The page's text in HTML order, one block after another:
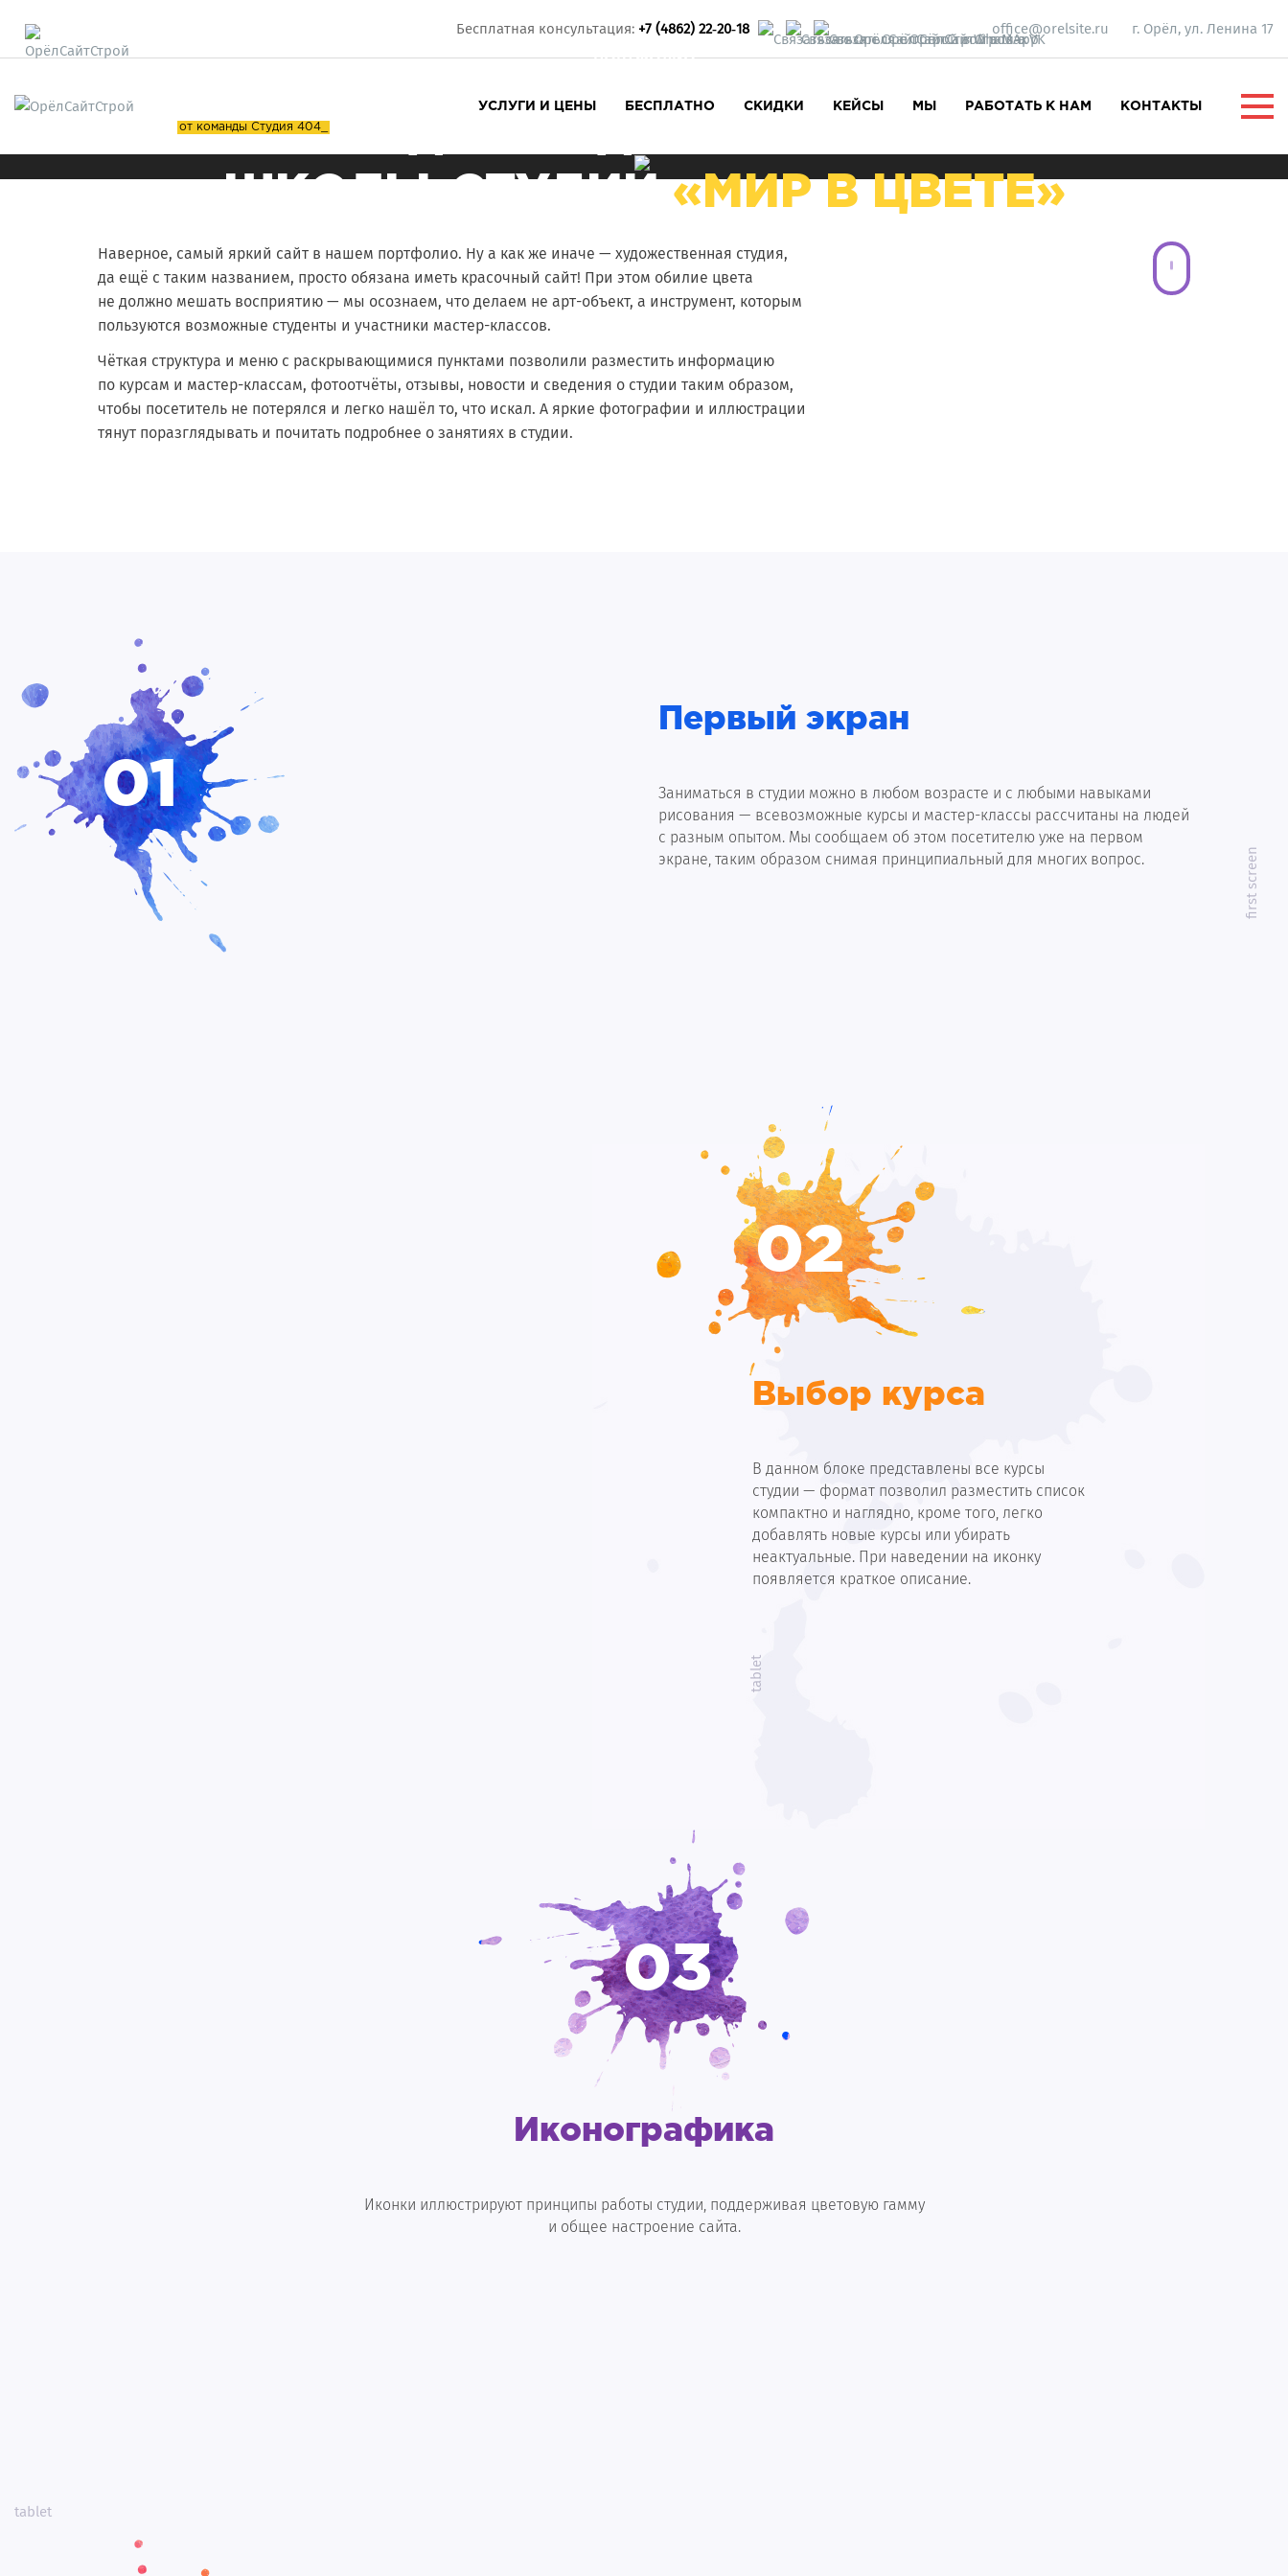
office@orelsite.ru г. Орёл, ул. Ленина 17
Бесплатная консультация: +7 (4862) 22‑20‑18
от команды Студия 404_
УСЛУГИ И ЦЕНЫ БЕСПЛАТНО СКИДКИ КЕЙСЫ МЫ РАБОТАТЬ К НАМ КОНТАКТЫ
ПОРТФОЛИО
САЙТ ДЛЯ ХУДОЖЕСТВЕННОЙ
ШКОЛЫ-СТУДИИ«МИР В ЦВЕТЕ»
СМОТРЕТЬ САЙТ
Наверное, самый яркий сайт в нашем портфолио. Ну а как же иначе — художественная студия,
да ещё с таким названием, просто обязана иметь красочный сайт! При этом обилие цвета
не должно мешать восприятию — мы осознаем, что делаем не арт-объект, а инструмент, которым
пользуются возможные студенты и участники мастер-классов.
Чёткая структура и меню с раскрывающимися пунктами позволили разместить информацию
по курсам и мастер-классам, фотоотчёты, отзывы, новости и сведения о студии таким образом,
чтобы посетитель не потерялся и легко нашёл то, что искал. А яркие фотографии и иллюстрации
тянут поразглядывать и почитать подробнее о занятиях в студии.
01
first screen
Первый экран
Заниматься в студии можно в любом возрасте и с любыми навыками
рисования — всевозможные курсы и мастер-классы рассчитаны на людей
с разным опытом. Мы сообщаем об этом посетителю уже на первом
экране, таким образом снимая принципиальный для многих вопрос.
tablet
02
Выбор курса
В данном блоке представлены все курсы
студии — формат позволил разместить список
компактно и наглядно, кроме того, легко
добавлять новые курсы или убирать
неактуальные. При наведении на иконку
появляется краткое описание.
03
Иконографика
Иконки иллюстрируют принципы работы студии, поддерживая цветовую гамму
и общее настроение сайта.
tablet